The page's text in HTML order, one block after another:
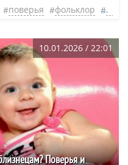
поверья фольклор
10.01.2026 / 22:01
Поверья и